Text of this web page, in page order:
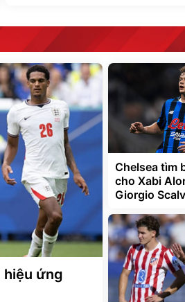
hiệu ứng
Chelsea tìm
cho Xabi
Giorgio